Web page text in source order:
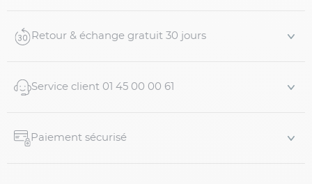
Retour & échange gratuit 30 jours
Service client 01 45 00 00 61
Paiement sécurisé